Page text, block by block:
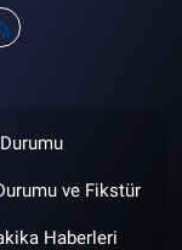
ve Fikstür
Haberleri